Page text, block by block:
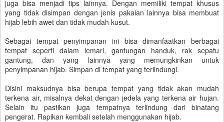
juga bisa menjadi tips lainnya. Dengan memiliki tempat khusus
yang tidak disimpan dengan jenis pakaian lainnya bisa membuat
hijab lebih awet dan tidak mudah kusut.
Sebagai tempat penyimpanan ini bisa dimanfaatkan berbagai
tempat seperti dalam lemari, gantungan handuk, rak sepatu
gantung, dan yang lainnya yang memungkinkan untuk
penyimpanan hijab. Simpan di tempat yang terlindungi.
Disini maksudnya bisa berupa tempat yang tidak akan mudah
terkena air, misalnya dekat dengan jedela yang terkena air hujan.
Selain itu pastikan juga tempatnya terlindung dari binatang
pengerat. Rapikan kembali setelah menggunakan hijab.